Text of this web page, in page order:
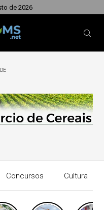
de 2026
Concursos Cultura